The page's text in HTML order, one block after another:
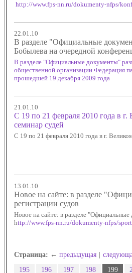
http://www.fps-nn.ru/dokumenty-nfps/
22.01.10
В разделе "Официальные
Бобылева на очередной
В разделе "Официальные документы"
общественной организации Федерация
прошедшей 19 декабря 2009 года
21.01.10
С 19 по 21 февраля 2010 года в
семинар судей
С 19 по 21 февраля 2010 года в г.
13.01.10
Новое на сайте: в разделе
регистрации судов
Новое на сайте: в разделе
http://www.fps-nn.ru/dokumenty-nfps/
Страница: ← предыдущая
195
196 197 198 199